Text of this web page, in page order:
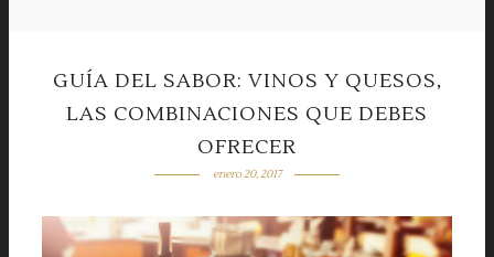
GUÍA DEL SABOR: VINOS Y QUESOS,
LAS COMBINACIONES QUE DEBES
OFRECER
enero 20, 2017